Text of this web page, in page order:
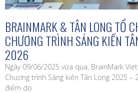
BRAINMARK & TÂN LONG TỔ
CHƯƠNG TRÌNH SÁNG KIẾN
2026
Ngày 09/06/2025 vừa qua, BrainMark
Chương trình Sáng kiến Tân Long 2025
điểm do